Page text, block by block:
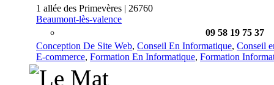
1 allée des Primevères | 26760
Beaumont-lès-valence
09 58 19 75 37
Conception De Site Web, Conseil En Informatique, Conseil
E-commerce, Formation En Informatique, Formation